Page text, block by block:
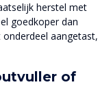
herstel met
goedkoper dan
aangetast,
of